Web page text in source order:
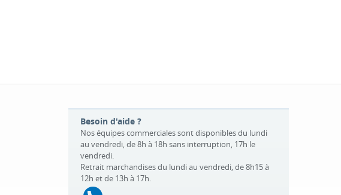
Besoin d'aide ?
Nos équipes commerciales sont disponibles du lundi
au vendredi, de 8h à 18h sans interruption, 17h le
vendredi.
Retrait marchandises du lundi au vendredi, de 8h15 à
12h et de 13h à 17h.